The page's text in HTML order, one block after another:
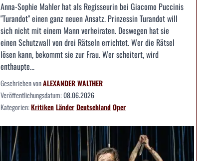
Anna-Sophie Mahler hat als Regisseurin bei Giacomo Puccinis
"Turandot" einen ganz neuen Ansatz. Prinzessin Turandot will
sich nicht mit einem Mann verheiraten. Deswegen hat sie
einen Schutzwall von drei Rätseln errichtet. Wer die Rätsel
lösen kann, bekommt sie zur Frau. Wer scheitert, wird
enthaupte...
Geschrieben vonALEXANDER WALTHER
Veröffentlichungsdatum:08.06.2026
Kategorien:KritikenLänderDeutschlandOper